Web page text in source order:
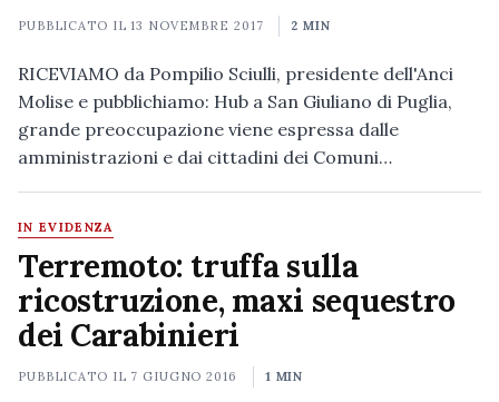
PUBBLICATO IL13 NOVEMBRE 2017 2 MIN
RICEVIAMO da Pompilio Sciulli, presidente dell'Anci
Molise e pubblichiamo: Hub a San Giuliano di Puglia,
grande preoccupazione viene espressa dalle
amministrazioni e dai cittadini dei Comuni…
IN EVIDENZA
Terremoto: truffa sulla
ricostruzione, maxi sequestro
dei Carabinieri
PUBBLICATO IL 7 GIUGNO 2016 1 MIN